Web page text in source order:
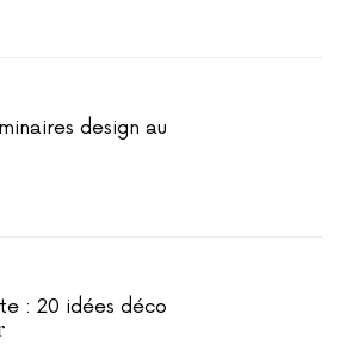
design au
: 20 idées déco